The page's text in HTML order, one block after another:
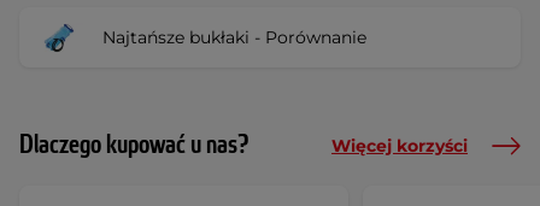
Najtańsze bukłaki - Porównanie
Dlaczego kupować u nas? Więcej korzyści